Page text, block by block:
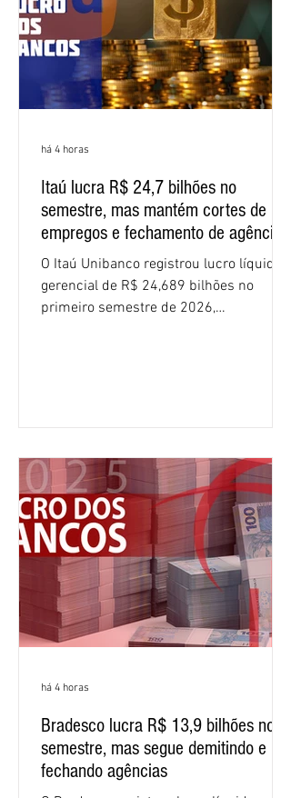
apresente uma proposta c
Itaú lucra R$ 24,7 bilhões no
semestre, mas mantém cortes de
empregos e fechamento de agências
O Itaú Unibanco registrou lucro líquido
gerencial de R$ 24,689 bilhões no
primeiro semestre de 2026,
patrimônio líquido médio anualizado
(ROE), no Brasil, chegou a 26% no
semestre, avanço de 2,1 pontos
percentuais em 12 meses. Apesar dos
resultados expressivos, o banco conti
há 4 horas
Bradesco lucra R$ 13,9 bilhões no
semestre, mas segue demitindo e
fechando agências
há 4 horas